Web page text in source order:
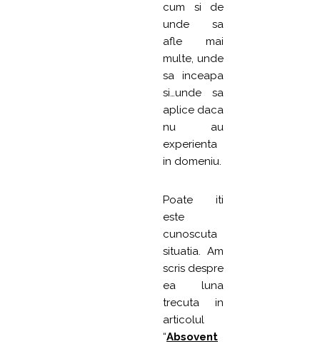
cum si de
unde sa
afle mai
multe, unde
sa inceapa
si…unde sa
aplice daca
nu au
experienta
in domeniu.
Poate iti
este
cunoscuta
situatia. Am
scris despre
ea luna
trecuta in
articolul
“Absovent